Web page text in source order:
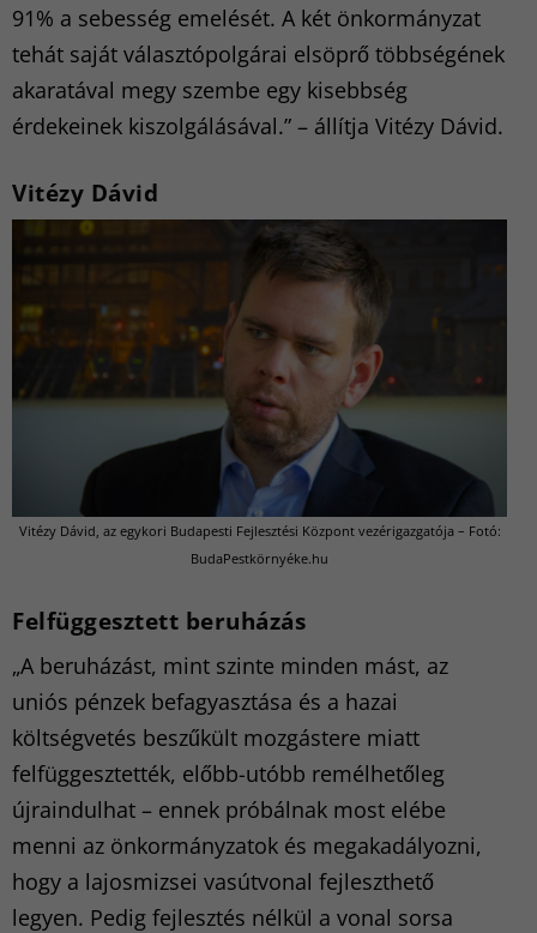
91% a sebesség emelését. A két önkormányzat
tehát saját választópolgárai elsöprő többségének
akaratával megy szembe egy kisebbség
érdekeinek kiszolgálásával.” – állítja Vitézy Dávid.
Vitézy Dávid
Vitézy Dávid, az egykori Budapesti Fejlesztési Központ vezérigazgatója – Fotó:
BudaPestkörnyéke.hu
Felfüggesztett beruházás
„A beruházást, mint szinte minden mást, az
uniós pénzek befagyasztása és a hazai
költségvetés beszűkült mozgástere miatt
felfüggesztették, előbb-utóbb remélhetőleg
újraindulhat – ennek próbálnak most elébe
menni az önkormányzatok és megakadályozni,
hogy a lajosmizsei vasútvonal fejleszthető
legyen. Pedig fejlesztés nélkül a vonal sorsa